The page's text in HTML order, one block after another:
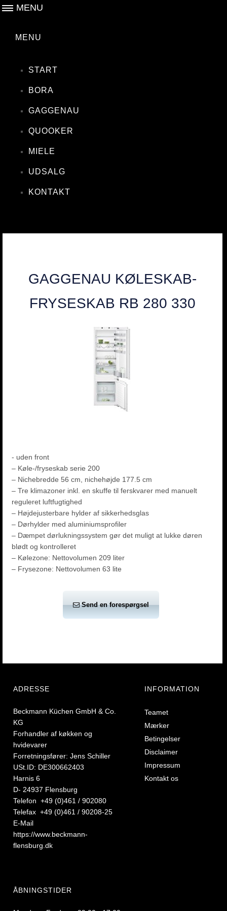
MENU
MENU
START
BORA
GAGGENAU
QUOOKER
MIELE
UDSALG
KONTAKT
GAGGENAU KØLESKAB-
FRYSESKAB RB 280 330
- uden front
– Køle-/fryseskab serie 200
– Nichebredde 56 cm, nichehøjde 177.5 cm
– Tre klimazoner inkl. en skuffe til ferskvarer med manuelt
reguleret luftfugtighed
– Højdejusterbare hylder af sikkerhedsglas
– Dørhylder med aluminiumsprofiler
– Dæmpet dørlukningssystem gør det muligt at lukke døren
blødt og kontrolleret
– Kølezone: Nettovolumen 209 liter
– Frysezone: Nettovolumen 63 lite
Send en forespørgsel
ADRESSE
Beckmann Küchen GmbH & Co.
KG
Forhandler af køkken og
hvidevarer
Forretningsfører: Jens Schiller
USt.ID: DE300662403
Harnis 6
D- 24937 Flensburg
Telefon +49 (0)461 / 902080
Telefax +49 (0)461 / 90208-25
E-Mail
https://www.beckmann-
flensburg.dk
ÅBNINGSTIDER
INFORMATION
Teamet
Mærker
Betingelser
Disclaimer
Impressum
Kontakt os